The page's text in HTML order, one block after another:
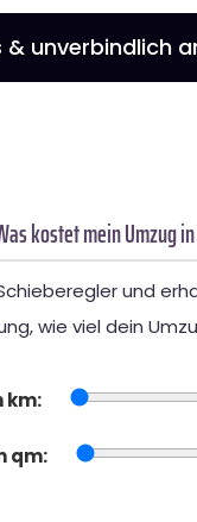
& unverbindlich
kostet mein Umzug
und
wie viel dein
km:
qm: